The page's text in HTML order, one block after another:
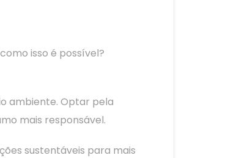
isso é possível?
ambiente. Optar pela
mais responsável.
sustentáveis para mais